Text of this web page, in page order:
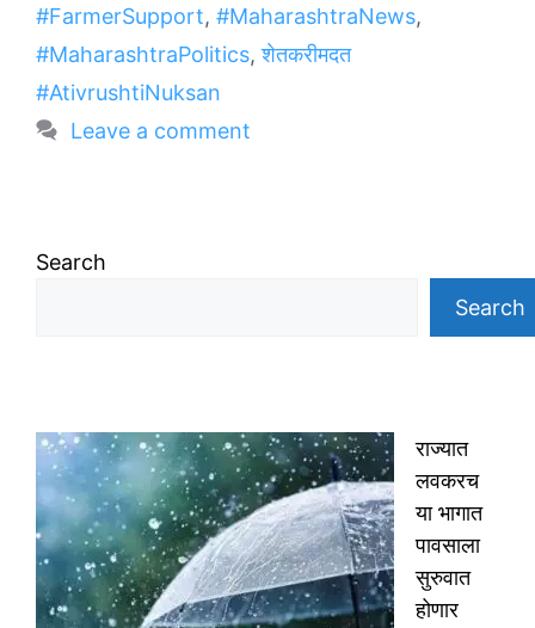
#FarmerSupport, #MaharashtraNews,
#MaharashtraPolitics,शेतकरीमदत
#AtivrushtiNuksan
Leave a comment
Search
Search
राज्यात
लवकरच
या भागात
पावसाला
सुरुवात
होणार